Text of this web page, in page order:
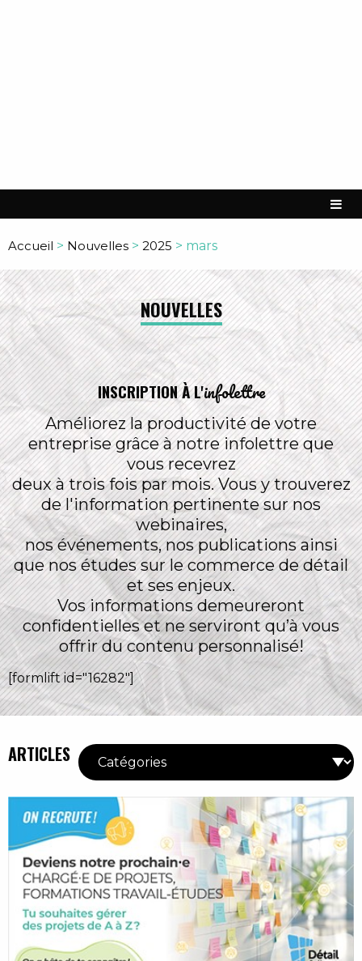
Accueil > Nouvelles > 2025 > mars
NOUVELLES
INSCRIPTION À L'infolettre
Améliorez la productivité de votre
entreprise grâce à notre infolettre que
vous recevrez
deux à trois fois par mois. Vous y trouverez
de l'information pertinente sur nos
webinaires,
nos événements, nos publications ainsi
que nos études sur le commerce de détail
et ses enjeux.
Vos informations demeureront
confidentielles et ne serviront qu’à vous
offrir du contenu personnalisé!
[formlift id="16282"]
ARTICLES